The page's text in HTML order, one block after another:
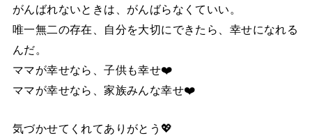
がんばれないときは、がんばらなくていい。
唯一無二の存在、自分を大切にできたら、幸せになれる
んだ。
ママが幸せなら、子供も幸せ❤️
ママが幸せなら、家族みんな幸せ❤️
気づかせてくれてありがとう💖